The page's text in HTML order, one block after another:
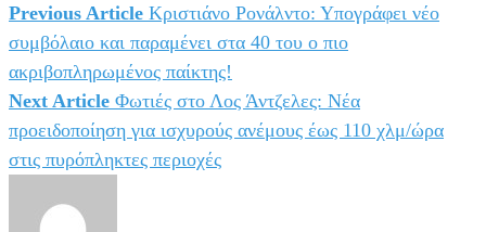
Πλοήγηση
άρθρων
Previous Article Κριστιάνο Ρονάλντο: Υπογράφει νέο
συμβόλαιο και παραμένει στα 40 του ο πιο
ακριβοπληρωμένος παίκτης!
Next Article Φωτιές στο Λος Άντζελες: Νέα
προειδοποίηση για ισχυρούς ανέμους έως 110 χλμ/ώρα
στις πυρόπληκτες περιοχές